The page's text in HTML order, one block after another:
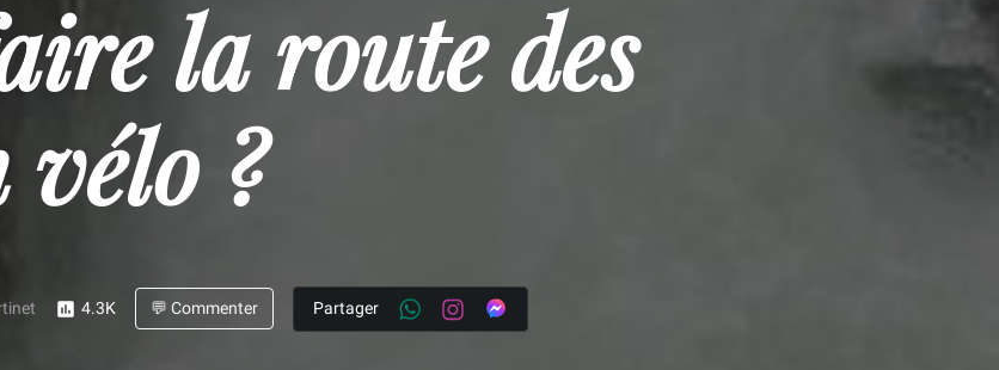
la route des
vélo ?
4.3K 💬 Commenter Partager